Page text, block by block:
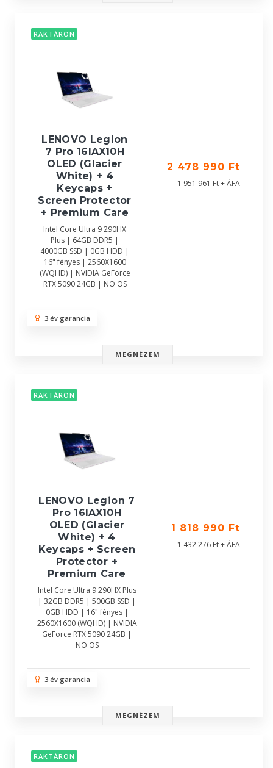
RAKTÁRON
LENOVO Legion
7 Pro 16IAX10H
OLED (Glacier
White) + 4
Keycaps +
Screen Protector
+ Premium Care
Intel Core Ultra 9 290HX
Plus | 64GB DDR5 |
4000GB SSD | 0GB HDD |
16" fényes | 2560X1600
(WQHD) | NVIDIA GeForce
RTX 5090 24GB | NO OS
2 478 990 Ft
1 951 961 Ft + ÁFA
3 év garancia
MEGNÉZEM
RAKTÁRON
LENOVO Legion 7
Pro 16IAX10H
OLED (Glacier
White) + 4
Keycaps + Screen
Protector +
Premium Care
Intel Core Ultra 9 290HX Plus
| 32GB DDR5 | 500GB SSD |
0GB HDD | 16" fényes |
2560X1600 (WQHD) | NVIDIA
GeForce RTX 5090 24GB |
NO OS
1 818 990 Ft
1 432 276 Ft + ÁFA
3 év garancia
MEGNÉZEM
RAKTÁRON